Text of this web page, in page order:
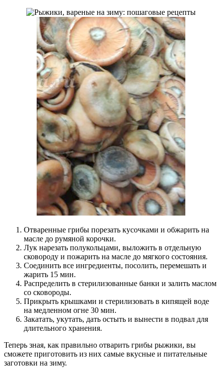
Отваренные грибы порезать кусочками и обжарить на
масле до румяной корочки.
Лук нарезать полукольцами, выложить в отдельную
сковороду и пожарить на масле до мягкого состояния.
Соединить все ингредиенты, посолить, перемешать и
жарить 15 мин.
Распределить в стерилизованные банки и залить маслом
со сковороды.
Прикрыть крышками и стерилизовать в кипящей воде
на медленном огне 30 мин.
Закатать, укутать, дать остыть и вынести в подвал для
длительного хранения.
Теперь зная, как правильно отварить грибы рыжики, вы
сможете приготовить из них самые вкусные и питательные
заготовки на зиму.